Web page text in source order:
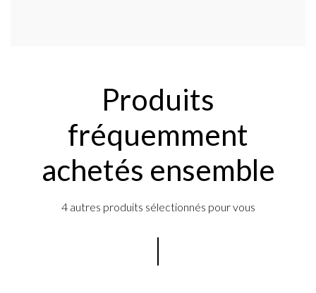
Produits
fréquemment
achetés ensemble
4 autres produits sélectionnés pour vous